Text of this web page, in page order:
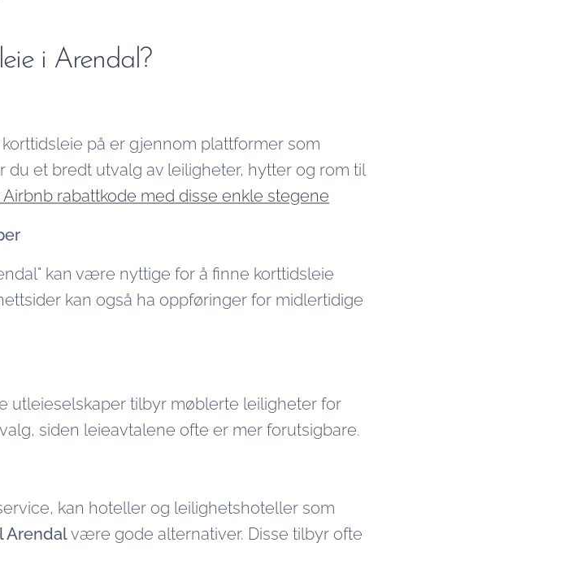
i Arendal?
på er gjennom plattformer som
du et bredt utvalg av leiligheter, hytter og rom til
Airbnb rabattkode med disse enkle stegene
kan være nyttige for å finne korttidsleie
kan også ha oppføringer for midlertidige
utleieselskaper tilbyr møblerte leiligheter for
siden leieavtalene ofte er mer forutsigbare.
kan hoteller og leilighetshoteller som
Arendalvære gode alternativer. Disse tilbyr ofte